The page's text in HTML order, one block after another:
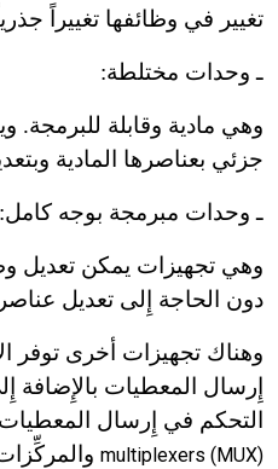
تغيير في وظائفها تغييراً
ـ وحدات مختلطة:
وهي مادية وقابلة للبرمجة.
جزئي بعناصرها المادية
ـ وحدات مبرمجة بوجه كامل:
وهي تجهيزات يمكن تعديل
دون الحاجة إِلى تعديل
وهناك تجهيزات أخرى توفر
إِرسال المعطيات بالإِضافة
التحكم في إِرسال
multiplexers (MUX)